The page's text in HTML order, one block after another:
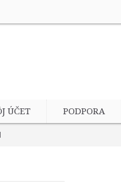
ÚČET PODPORA